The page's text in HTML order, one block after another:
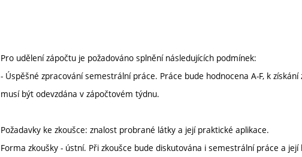
Pro udělení zápočtu je požadováno splnění následujících podmínek:
- Úspěšné zpracování semestrální práce. Práce bude hodnocena A-F, k
musí být odevzdána v zápočtovém týdnu.
Požadavky ke zkoušce: znalost probrané látky a její praktické aplikace.
Forma zkoušky - ústní. Při zkoušce bude diskutována i semestrální práce a